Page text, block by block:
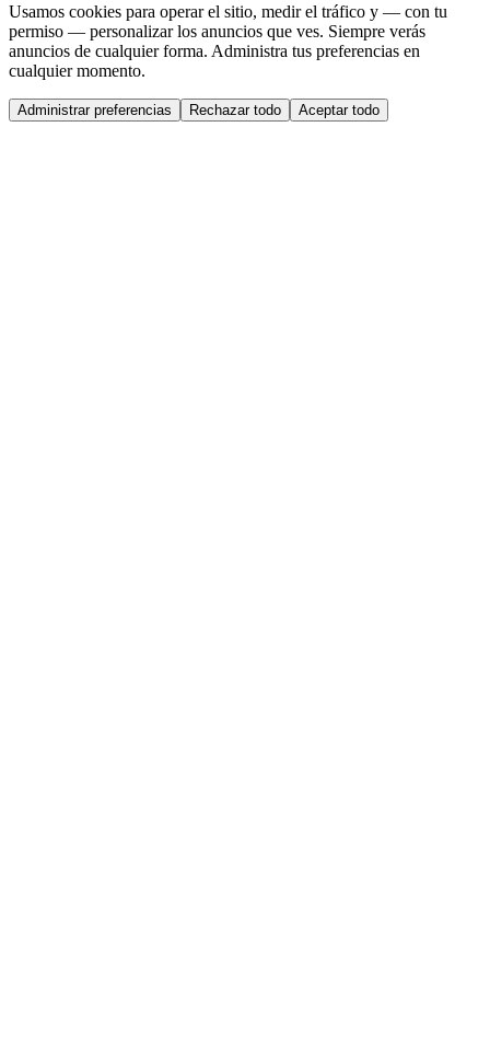
Usamos cookies para operar el sitio, medir el tráfico y — con tu
permiso — personalizar los anuncios que ves. Siempre verás
anuncios de cualquier forma. Administra tus preferencias en
cualquier momento.
Administrar preferencias Rechazar todo Aceptar todo